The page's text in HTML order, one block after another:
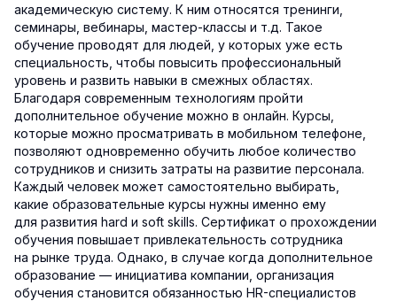
академическую систему. К ним относятся тренинги,
семинары, вебинары, мастер-классы и т.д. Такое
обучение проводят для людей, у которых уже есть
специальность, чтобы повысить профессиональный
уровень и развить навыки в смежных областях.
Благодаря современным технологиям пройти
дополнительное обучение можно в онлайн. Курсы,
которые можно просматривать в мобильном телефоне,
позволяют одновременно обучить любое количество
сотрудников и снизить затраты на развитие персонала.
Каждый человек может самостоятельно выбирать,
какие образовательные курсы нужны именно ему
для развития hard и soft skills. Сертификат о прохождении
обучения повышает привлекательность сотрудника
на рынке труда. Однако, в случае когда дополнительное
образование — инициатива компании, организация
обучения становится обязанностью HR-специалистов